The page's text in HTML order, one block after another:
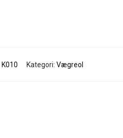
K010 Kategori: Vægreol